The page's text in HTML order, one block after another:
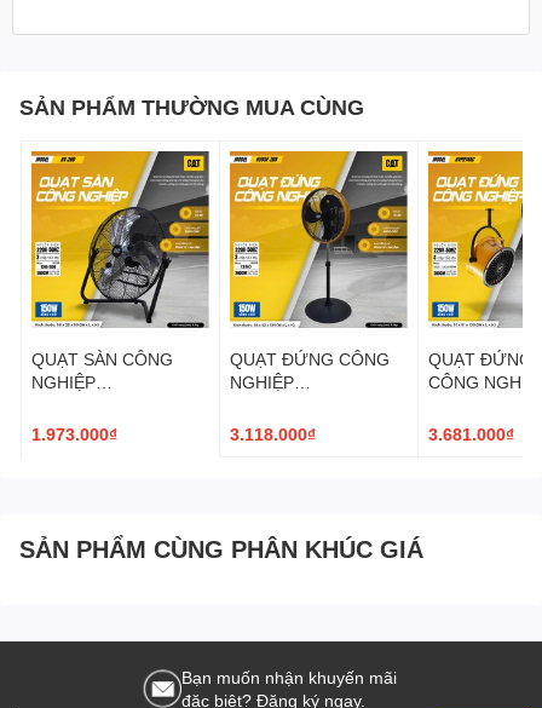
SẢN PHẨM THƯỜNG MUA CÙNG
QUẠT SÀN CÔNG
NGHIỆP
HV-20D
1.973.000₫
QUẠT ĐỨNG CÔNG
NGHIỆP
HVOSF-20S
3.118.000₫
QUẠT ĐỨNG,
CÔNG
HVPD14AC
3.681.000₫
SẢN PHẨM CÙNG PHÂN KHÚC GIÁ
Bạn muốn nhận khuyến mãi
đặc biệt? Đăng ký ngay.